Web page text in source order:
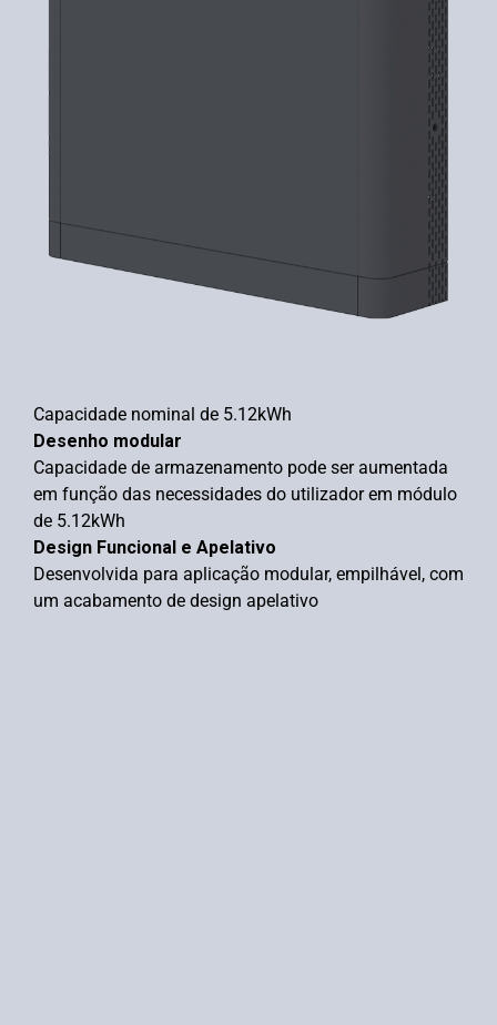
Capacidade nominal de 5.12kWh
Desenho modular
Capacidade de armazenamento pode ser aumentada
em função das necessidades do utilizador em módulo
de 5.12kWh
Design Funcional e Apelativo
Desenvolvida para aplicação modular, empilhável, com
um acabamento de design apelativo